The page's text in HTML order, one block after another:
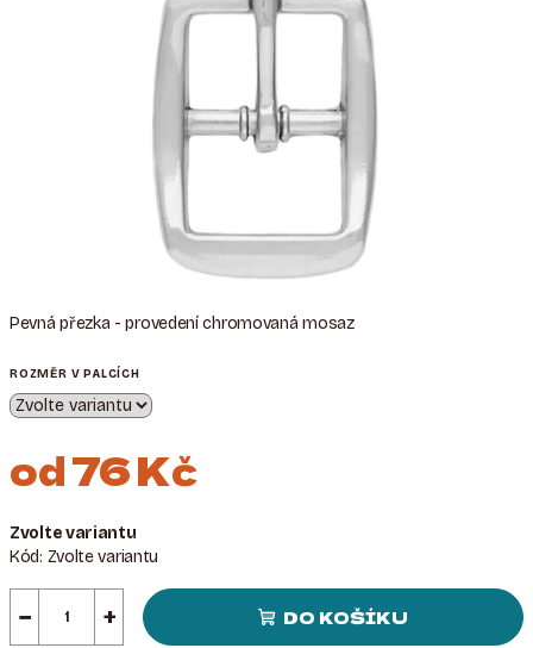
Pevná přezka - provedení chromovaná mosaz
ROZMĚR V PALCÍCH
od76 Kč
cena:
Zvolte variantu
Kód: Zvolte variantu
+
− DO KOŠÍKU